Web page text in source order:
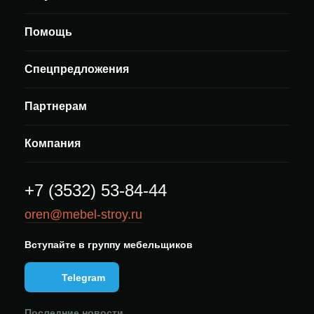
Помощь
Спецпредложения
Партнерам
Компания
+7 (3532) 53-84-44
oren@mebel-stroy.ru
Вступайте в группу мебельщиков
Telegram